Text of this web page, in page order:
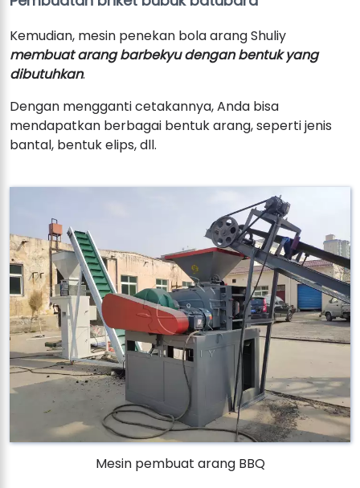
Kemudian, mesin penekan bola arang Shuliy
membuat arang barbekyu dengan bentuk yang
dibutuhkan.
Dengan mengganti cetakannya, Anda bisa
mendapatkan berbagai bentuk arang, seperti jenis
bantal, bentuk elips, dll.
Mesin pembuat arang BBQ